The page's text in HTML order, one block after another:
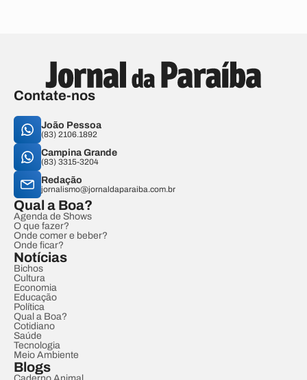
Contate-nos
João Pessoa
(83) 2106.1892
Campina Grande
(83) 3315-3204
Redação
jornalismo@jornaldaparaiba.com.br
Qual a Boa?
Agenda de Shows
O que fazer?
Onde comer e beber?
Onde ficar?
Notícias
Bichos
Cultura
Economia
Educação
Política
Qual a Boa?
Cotidiano
Saúde
Tecnologia
Meio Ambiente
Blogs